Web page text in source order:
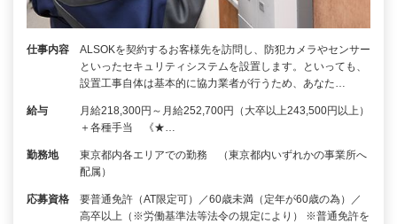
仕事内容
ALSOKを契約するお客様先を訪問し、防犯カメラやセンサー
といったセキュリティシステムを設置します。といっても、
設置工事自体は基本的に協力業者が行うため、あなた…
給与
月給218,300円～月給252,700円（大卒以上243,500円以上）
＋各種手当 《★…
勤務地
東京都内各エリアでの勤務 （東京都内いずれかの事業所へ
配属）
応募資格
要普通免許（AT限定可）／60歳未満（定年が60歳の為）／
高卒以上（※労働基準法等法令の規定により） ※普通免許を